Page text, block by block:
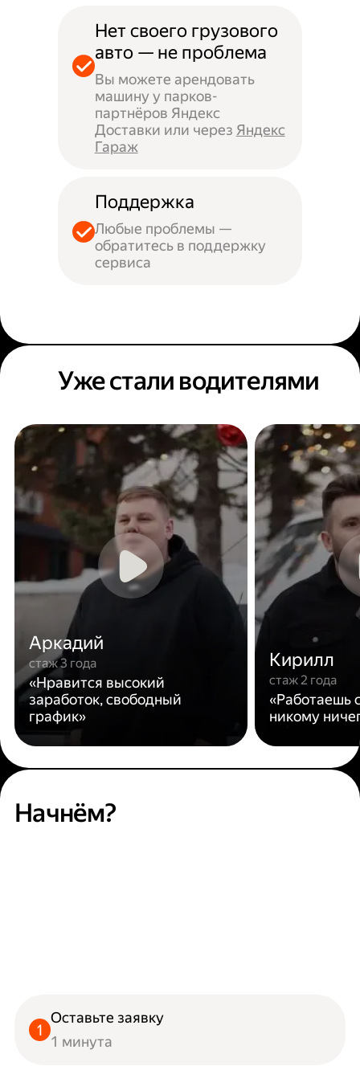
Нет своего грузового
авто — не проблема
Вы можете арендовать
машину у парков-
партнёров Яндекс
Доставки или через Яндекс
Гараж
Поддержка
Любые проблемы —
обратитесь в поддержку
сервиса
Уже стали водителями
Аркадий
стаж 3 года
«Нравится высокий
заработок, свободный
график»
Кирилл
стаж 2 года
«Работаешь
никому
Начнём?
Оставьте заявку
1 минута